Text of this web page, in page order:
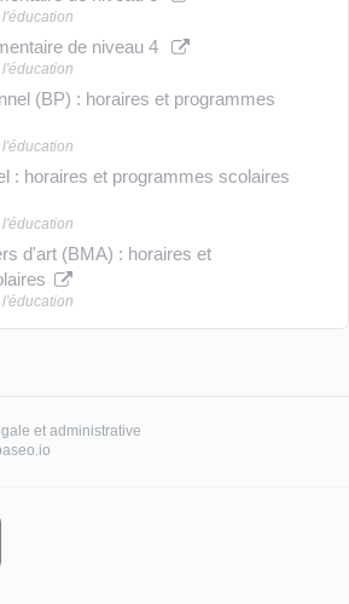
de niveau 4
(BP) : horaires et programmes
: horaires et programmes scolaires
d'art (BMA) : horaires et
et administrative